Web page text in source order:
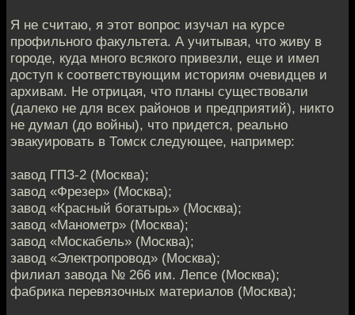
Я не считаю, я этот вопрос изучал на курсе
профильного факультета. А учитывая, что живу в
городе, куда много всякого привезли, еще и имел
доступ к соответствующим историям очевидцев и
архивам. Не отрицая, что планы существовали
(далеко не для всех районов и предприятий), никто
не думал (до войны), что придется, реально
эвакуировать в Томск следующее, например:
завод ГПЗ-2 (Москва);
завод «Фрезер» (Москва);
завод «Красный богатырь» (Москва);
завод «Манометр» (Москва);
завод «Москабель» (Москва);
завод «Электропровод» (Москва);
филиал завода № 266 им. Лепсе (Москва);
фабрика перевязочных материалов (Москва);